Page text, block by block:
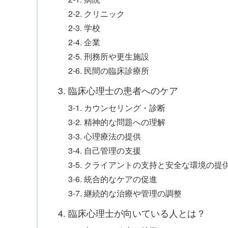
2-2. クリニック
2-3. 学校
2-4. 企業
2-5. 刑務所や更生施設
2-6. 民間の臨床診療所
3. 臨床心理士の患者へのケア
3-1. カウンセリング・診断
3-2. 精神的な問題への理解
3-3. 心理療法の提供
3-4. 自己管理の支援
3-5. クライアントの支持と安全な環境の提
3-6. 統合的なケアの促進
3-7. 継続的な治療や管理の調整
4. 臨床心理士が向いている人とは？